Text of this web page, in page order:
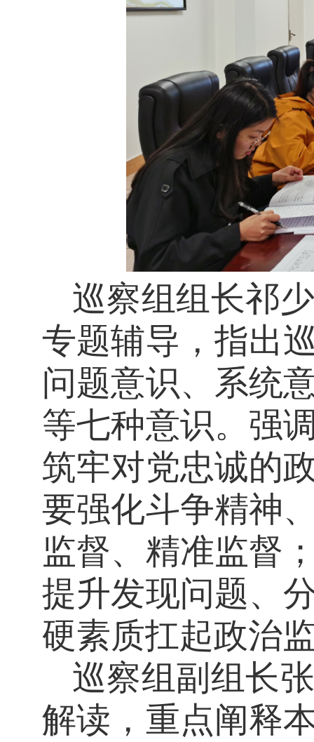
巡察组组长祁
专题辅导，指出
问题意识、系统
等七种意识。强
筑牢对党忠诚的
要强化斗争精神
监督、精准监督
提升发现问题、
硬素质扛起政治
巡察组副组长
解读，重点阐释